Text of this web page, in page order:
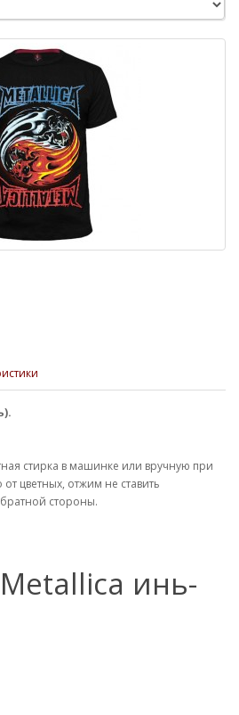
стирка в машинке или вручную при
цветных, отжим не ставить
стороны.
инь-